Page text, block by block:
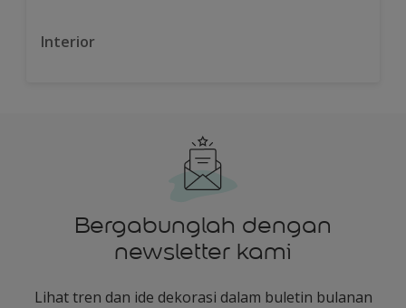
Interior
Bergabunglah dengan
newsletter kami
Lihat tren dan ide dekorasi dalam buletin bulanan